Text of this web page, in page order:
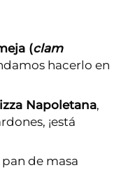
(clam
hacerlo en
Napoletana,
¡está
pan de masa